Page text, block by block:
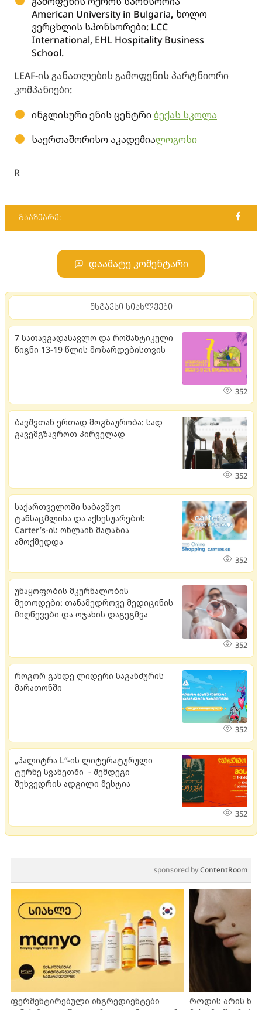
American University in Bulgaria, ხოლო
ვერცხლის სპონსორები: LCC
International, EHL Hospitality Business
School.
LEAF-ის განათლების გამოფენის პარტნიორი
კომპანიები:
ინგლისური ენის ცენტრიბექას სკოლა
საერთაშორისო აკადემიალოგოსი
R
გააზიარე:
დაამატე კომენტარი
მსგავსი სიახლეები
7 სათავგადასავლო და რომანტიკული
წიგნი 13-19 წლის მოზარდებისთვის
352
ბავშვთან ერთად მოგზაურობა: სად
გავემგზავროთ პირველად
352
საქართველოში საბავშვო
ტანსაცმლისა და აქსესუარების
Carter’s-ის ონლაინ მაღაზია
ამოქმედდა
352
უნაყოფობის მკურნალობის
მეთოდები: თანამედროვე მედიცინის
მიღწევები და ოჯახის დაგეგმვა
352
როგორ გახდე ლიდერი საგანძურის
მარათონში
352
„პალიტრა L“-ის ლიტერატურული
ტურნე სვანეთში - შემდეგი
შეხვედრის ადგილი მესტია
352
sponsored byContentRoom
ფერმენტირებული ინგრედიენტები
როდის არის